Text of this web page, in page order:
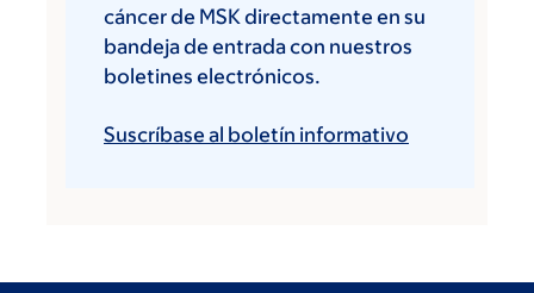
cáncer de MSK directamente en su
bandeja de entrada con nuestros
boletines electrónicos.
Suscríbase al boletín informativo